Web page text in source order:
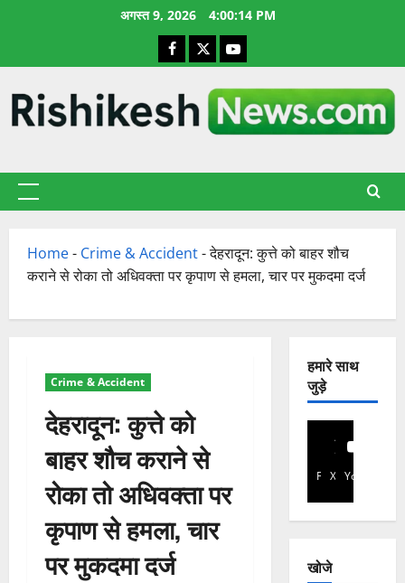
अगस्त 9, 2026 4:00:15 PM
Facebook
X YouTube
प्राथमिक
Home- Crime & Accident-देहरादून: कुत्ते को बाहर शौच
कराने से रोका तो अधिवक्ता पर कृपाण से हमला, चार पर मुकदमा दर्ज
Crime & Accident
देहरादून: कुत्ते को
बाहर शौच कराने से
रोका तो अधिवक्ता पर
कृपाण से हमला, चार
पर मुकदमा दर्ज
हमारे साथ
जुड़े
Facebook
X YouTube
खोजे